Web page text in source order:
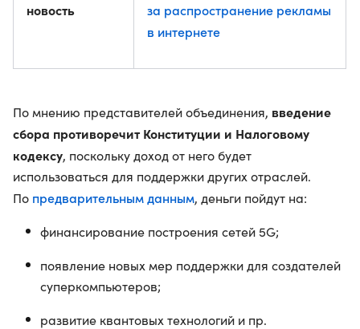
новость
за распространение рекламы
в интернете
По мнению представителей объединения, введение
сбора противоречит Конституции и Налоговому
кодексу, поскольку доход от него будет
использоваться для поддержки других отраслей.
По предварительным данным, деньги пойдут на:
финансирование построения сетей 5G;
появление новых мер поддержки для создателей
суперкомпьютеров;
развитие квантовых технологий и пр.